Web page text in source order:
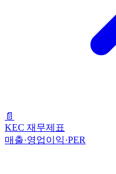
📄
KEC 재무제표
매출·영업이익·PER